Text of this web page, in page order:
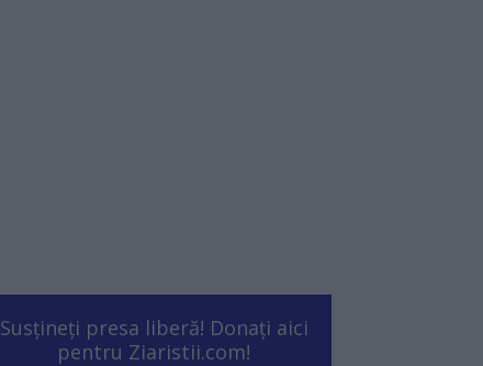
Susțineți presa liberă! Donați aici
pentru Ziaristii.com!